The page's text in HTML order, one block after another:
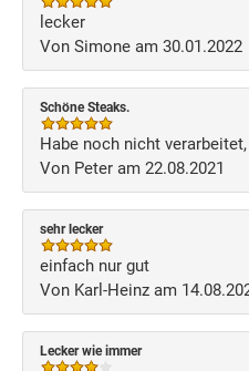
lecker
Von Simone am 30.01.2022
Schöne Steaks.
Habe noch nicht
Von Peter am 22.08.2021
sehr lecker
einfach nur gut
Von Karl-Heinz am
Lecker wie immer